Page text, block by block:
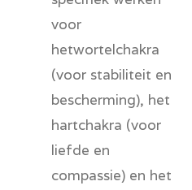
voor
hetwortelchakra
(voor stabiliteit en
bescherming), het
hartchakra (voor
liefde en
compassie) en het